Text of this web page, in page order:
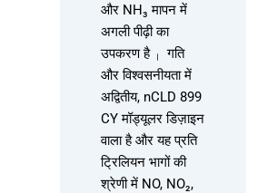
और NH₃ मापन में
अगली पीढ़ी का
उपकरण है ।
गति
और विश्वसनीयता में
अद्वितीय, nCLD 899
CY मॉड्यूलर डिज़ाइन
वाला है और यह प्रति
ट्रिलियन भागों की
श्रेणी में NO, NO₂,